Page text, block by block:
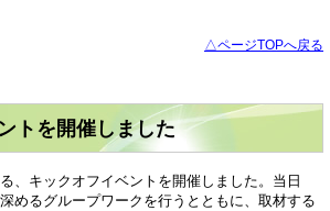
△ページTOPへ戻る
トを開催しました
、キックオフイベントを開催しました。当日
めるグループワークを行うとともに、取材する